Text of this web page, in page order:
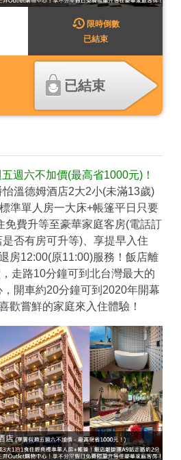
已結束
限時倒數
已結束
週六不加價(最高省1000元)！
怡溫德姆酒店2大2小(未滿13歲)
準單人房一大床+帳篷平日只要
免費升等至豪華家庭客房(電話訂
否有房可升等)、享提早入住
房12:00(原11:00)服務！飯店離
走路10分鐘可到北台灣最大的
開車約20分鐘可到2020年開幕
歡嘗鮮的家庭來入住體驗！